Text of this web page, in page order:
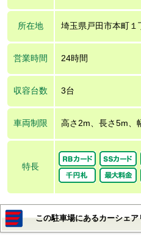
所在地 埼玉県戸田市本町１
営業時間 24時間
収容台数 3台
車両制限 高さ2m、長さ5m、
特長
この駐車場にあるカーシェ